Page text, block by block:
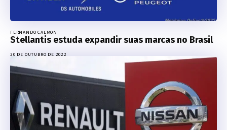
FERNANDO CALMON
Stellantis estuda expandir suas marcas no Brasil
20 DE OUTUBRO DE 2022